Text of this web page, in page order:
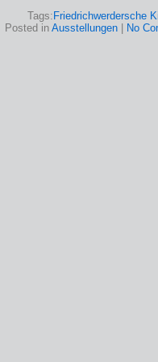
Tags: Friedrichwerdersche
Posted in Ausstellungen| No